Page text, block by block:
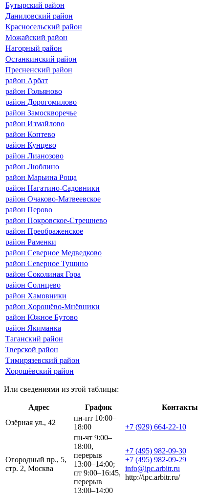
Бутырский район
Даниловский район
Красносельский район
Можайский район
Нагорный район
Останкинский район
Пресненский район
район Арбат
район Гольяново
район Дорогомилово
район Замоскворечье
район Измайлово
район Коптево
район Кунцево
район Лианозово
район Люблино
район Марьина Роща
район Нагатино-Садовники
район Очаково-Матвеевское
район Перово
район Покровское-Стрешнево
район Преображенское
район Раменки
район Северное Медведково
район Северное Тушино
район Соколиная Гора
район Солнцево
район Хамовники
район Хорошёво-Мнёвники
район Южное Бутово
район Якиманка
Таганский район
Тверской район
Тимирязевский район
Хорошёвский район
Или сведениями из этой таблицы:
Адрес График
Контакты
Озёрная ул., 42
пн-пт 10:00–
18:00
+7 (929) 664-22-10
Огородный пр., 5,
стр. 2, Москва
пн-чт 9:00–
18:00,
перерыв
13:00–14:00;
пт 9:00–16:45,
перерыв
13:00–14:00
+7 (495) 982-09-30
+7 (495) 982-09-29
info@ipc.arbitr.ru
http://ipc.arbitr.ru/